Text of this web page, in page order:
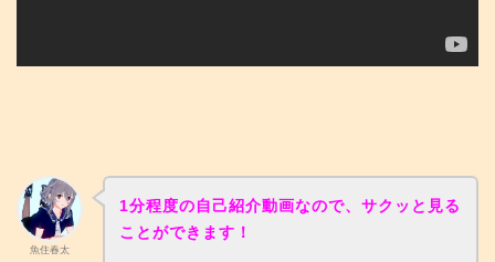
魚住春太
1分程度の自己紹介動画なので、サクッと見る
ことができます！